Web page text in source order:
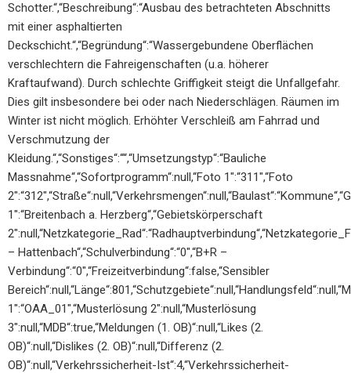
Schotter.“,“Beschreibung“:“Ausbau des betrachteten Abschnitts
mit einer asphaltierten
Deckschicht.“,“Begründung“:“Wassergebundene Oberflächen
verschlechtern die Fahreigenschaften (u.a. höherer
Kraftaufwand). Durch schlechte Griffigkeit steigt die Unfallgefahr.
Dies gilt insbesondere bei oder nach Niederschlägen. Räumen im
Winter ist nicht möglich. Erhöhter Verschleiß am Fahrrad und
Verschmutzung der
Kleidung.“,“Sonstiges“:““,“Umsetzungstyp“:“Bauliche
Massnahme“,“Sofortprogramm“:null,“Foto 1″:“311″,“Foto
1″:“Breitenbach a. Herzberg“,“Gebietskörperschaft
– Hattenbach“,“Schulverbindung“:“0″,“B+R –
Verbindung“:“0″,“Freizeitverbindung“:false,“Sensibler
1″:“OAA_01″,“Musterlösung 2″:null,“Musterlösung
3″:null,“MDB“:true,“Meldungen (1. OB)“:null,“Likes (2.
OB)“:null,“Dislikes (2. OB)“:null,“Differenz (2.
OB)“:null,“Verkehrssicherheit-Ist“:4,“Verkehrssicherheit-